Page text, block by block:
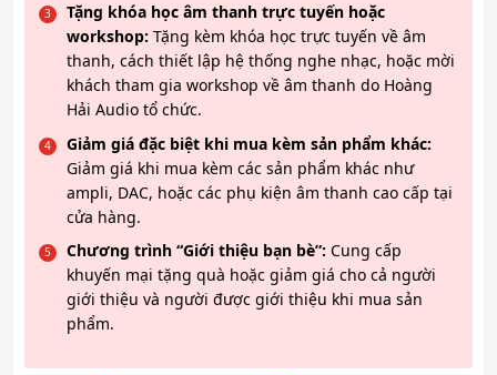
Tặng khóa học âm thanh trực tuyến hoặc
workshop: Tặng kèm khóa học trực tuyến về âm
thanh, cách thiết lập hệ thống nghe nhạc, hoặc mời
khách tham gia workshop về âm thanh do Hoàng
Hải Audio tổ chức.
Giảm giá đặc biệt khi mua kèm sản phẩm khác:
Giảm giá khi mua kèm các sản phẩm khác như
ampli, DAC, hoặc các phụ kiện âm thanh cao cấp tại
cửa hàng.
Chương trình “Giới thiệu bạn bè”: Cung cấp
khuyến mại tặng quà hoặc giảm giá cho cả người
giới thiệu và người được giới thiệu khi mua sản
phẩm.